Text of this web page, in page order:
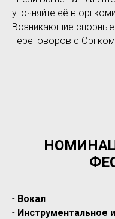
уточняйте её в
Возникающие
переговоров с
- Вокал
- Инструментальное